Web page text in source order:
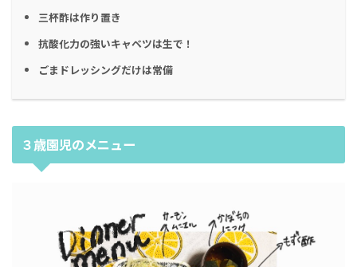
三杯酢は作り置き
抗酸化力の強いキャベツは生で！
ごまドレッシングだけは常備
３歳園児のメニュー